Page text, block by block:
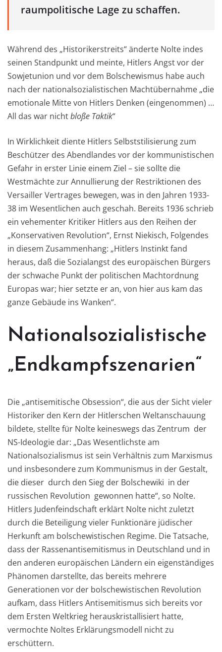
raumpolitische Lage zu schaffen.
Während des „Historikerstreits“ änderte Nolte indes
seinen Standpunkt und meinte, Hitlers Angst vor der
Sowjetunion und vor dem Bolschewismus habe auch
nach der nationalsozialistischen Machtübernahme „die
emotionale Mitte von Hitlers Denken (eingenommen) …
All das war nichtbloße Taktik“
In Wirklichkeit diente Hitlers Selbststilisierung zum
Beschützer des Abendlandes vor der kommunistischen
Gefahr in erster Linie einem Ziel – sie sollte die
Westmächte zur Annullierung der Restriktionen des
Versailler Vertrages bewegen, was in den Jahren 1933-
38 im Wesentlichen auch geschah. Bereits 1936 schrieb
ein vehementer Kritiker Hitlers aus den Reihen der
„Konservativen Revolution“, Ernst Niekisch, Folgendes
in diesem Zusammenhang: „Hitlers Instinkt fand
heraus, daß die Sozialangst des europäischen Bürgers
der schwache Punkt der politischen Machtordnung
Europas war; hier setzte er an, von hier aus kam das
ganze Gebäude ins Wanken“.
Nationalsozialistische
„Endkampfszenarien“
Die „antisemitische Obsession“, die aus der Sicht vieler
Historiker den Kern der Hitlerschen Weltanschauung
bildete, stellte für Nolte keineswegs das Zentrum der
NS-Ideologie dar: „Das Wesentlichste am
Nationalsozialismus ist sein Verhältnis zum Marxismus
und insbesondere zum Kommunismus in der Gestalt,
die dieser durch den Sieg der Bolschewiki in der
russischen Revolution gewonnen hatte“, so Nolte.
Hitlers Judenfeindschaft erklärt Nolte nicht zuletzt
durch die Beteiligung vieler Funktionäre jüdischer
Herkunft am bolschewistischen Regime. Die Tatsache,
dass der Rassenantisemitismus in Deutschland und in
den anderen europäischen Ländern ein eigenständiges
Phänomen darstellte, das bereits mehrere
Generationen vor der bolschewistischen Revolution
aufkam, dass Hitlers Antisemitismus sich bereits vor
dem Ersten Weltkrieg herauskristallisiert hatte,
vermochte Noltes Erklärungsmodell nicht zu
erschüttern.